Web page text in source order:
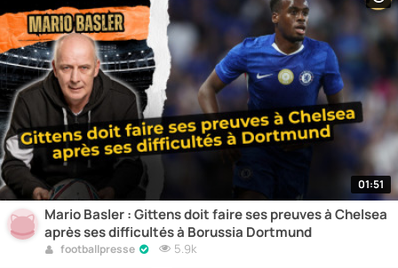
01:51
Mario Basler : Gittens doit faire ses preuves à Chelsea
après ses difficultés à Borussia Dortmund
footballpresse 5.9k